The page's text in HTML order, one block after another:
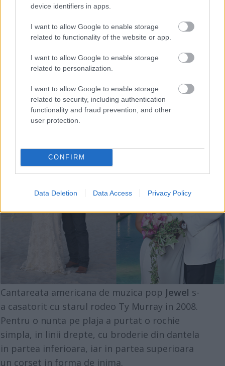
device identifiers in apps.
I want to allow Google to enable storage
related to functionality of the website or app.
I want to allow Google to enable storage
related to personalization.
I want to allow Google to enable storage
related to security, including authentication
functionality and fraud prevention, and other
user protection.
CONFIRM
Data Deletion Data Access Privacy Policy
Kardashianpentru o rochie ivorie tip printesa, din
Rochii de mireasa frumoase in stil grecesc
Rochii de mireasa au purtat cantaretele Alicia Keys
si Jewel, dar si actrita Tori Spelling, desi ele au
optat pentru un stil diferit, cel grecesc, care se
remarca prin lejeritate si fluiditatea materialelor.
Cantareata americana de muzica pop Jewel s-
a casatorit cu starul rodeo Ty Murray in 2008.
Pentru o nunta pe plaja a purtat o rochie
simpla, in linii drepte, cu broderie din dantela
in partea inferioara, iar in partea superioara
un corset in forma de inima.